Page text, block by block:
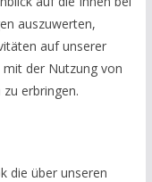
auszuwerten,
auf unserer
der Nutzung von
erbringen.
die über unseren